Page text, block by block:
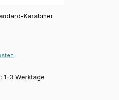
Karabiner
1-3 Werktage